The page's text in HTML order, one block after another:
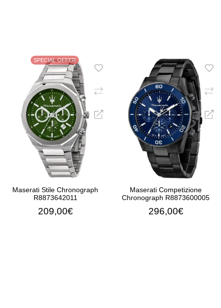
ΠΡΟΣΘΉΚΗ ΣΤΟ ΚΑΛΆΘΙ ΠΡΟΣΘΉΚΗ ΣΤΟ
SPECIAL OFFER
Maserati Stile Chronograph
R8873642011
209,00€
Maserati Competizione
Chronograph R8873600005
296,00€